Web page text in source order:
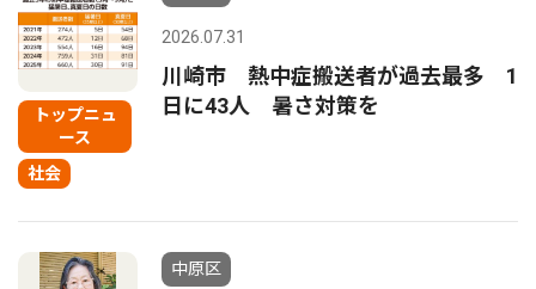
トップニュ
ース
社会
2026.07.31
川崎市 熱中症搬送者が過去最多 1
日に43人 暑さ対策を
中原区